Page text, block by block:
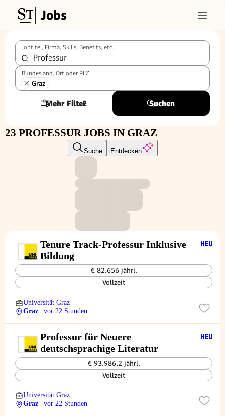
Jobs
Jobtitel, Firma, Skills, Benefits, etc.
Bundesland, Ort oder PLZ
Graz
Mehr Filter
2 Suchen
23 PROFESSUR JOBS IN GRAZ
Suche Entdecken
Tenure Track-Professur Inklusive
Bildung
€ 82.656 jährl.
Vollzeit
Universität Graz
Graz
| vor 22 Stunden
Professur für Neuere
deutschsprachige Literatur
€ 93.986,2 jährl.
Vollzeit
Universität Graz
Graz
| vor 22 Stunden